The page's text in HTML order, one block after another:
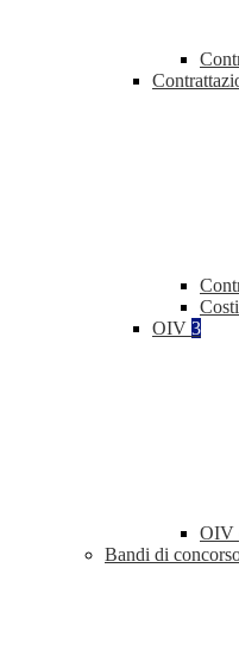
OIV 3
OIV
Bandi di